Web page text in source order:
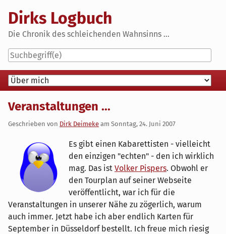
content
Dirks Logbuch
Die Chronik des schleichenden Wahnsinns ...
Navigation
Veranstaltungen ...
Geschrieben von Dirk Deimeke am Sonntag, 24. Juni 2007
Es gibt einen Kabarettisten - vielleicht
den einzigen "echten" - den ich wirklich
mag. Das ist Volker Pispers. Obwohl er
den Tourplan auf seiner Webseite
veröffentlicht, war ich für die
Veranstaltungen in unserer Nähe zu zögerlich, warum
auch immer. Jetzt habe ich aber endlich Karten für
September in Düsseldorf bestellt. Ich freue mich riesig